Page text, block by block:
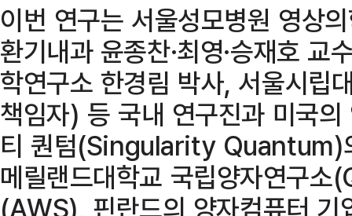
이번 연구는 서울성모병원 영상
환기내과 윤종찬·최영·승재호 교
학연구소 한경림 박사, 서울시립
책임자) 등 국내 연구진과 미국
티 퀀텀(Singularity Quantum)
메릴랜드대학교 국립양자연구
(AWS), 핀란드의 양자컴퓨터